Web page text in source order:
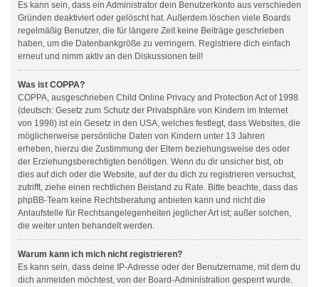
Es kann sein, dass ein Administrator dein Benutzerkonto aus verschieden
Gründen deaktiviert oder gelöscht hat. Außerdem löschen viele Boards
regelmäßig Benutzer, die für längere Zeit keine Beiträge geschrieben
haben, um die Datenbankgröße zu verringern. Registriere dich einfach
erneut und nimm aktiv an den Diskussionen teil!
Was ist COPPA?
COPPA, ausgeschrieben Child Online Privacy and Protection Act of 1998
(deutsch: Gesetz zum Schutz der Privatsphäre von Kindern im Internet
von 1998) ist ein Gesetz in den USA, welches festlegt, dass Websites, die
möglicherweise persönliche Daten von Kindern unter 13 Jahren
erheben, hierzu die Zustimmung der Eltern beziehungsweise des oder
der Erziehungsberechtigten benötigen. Wenn du dir unsicher bist, ob
dies auf dich oder die Website, auf der du dich zu registrieren versuchst,
zutrifft, ziehe einen rechtlichen Beistand zu Rate. Bitte beachte, dass das
phpBB-Team keine Rechtsberatung anbieten kann und nicht die
Anlaufstelle für Rechtsangelegenheiten jeglicher Art ist; außer solchen,
die weiter unten behandelt werden.
Warum kann ich mich nicht registrieren?
Es kann sein, dass deine IP-Adresse oder der Benutzername, mit dem du
dich anmelden möchtest, von der Board-Administration gesperrt wurde.